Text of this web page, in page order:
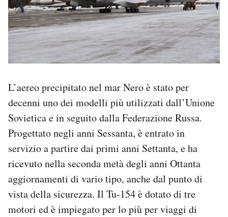
L’aereo precipitato nel mar Nero è stato per
decenni uno dei modelli più utilizzati dall’Unione
Sovietica e in seguito dalla Federazione Russa.
Progettato negli anni Sessanta, è entrato in
servizio a partire dai primi anni Settanta, e ha
ricevuto nella seconda metà degli anni Ottanta
aggiornamenti di vario tipo, anche dal punto di
vista della sicurezza. Il Tu-154 è dotato di tre
motori ed è impiegato per lo più per viaggi di